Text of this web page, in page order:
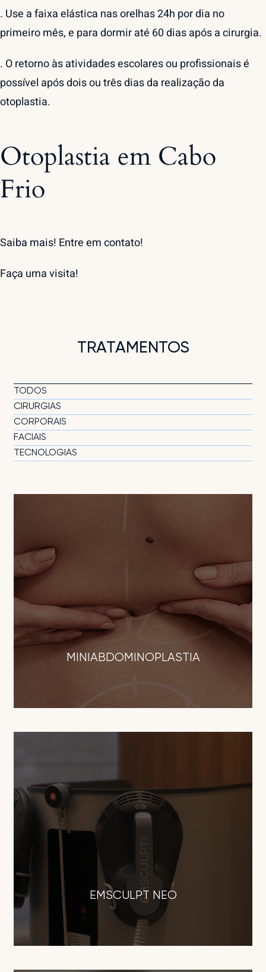
. Use a faixa elástica nas orelhas 24h por dia no
primeiro mês, e para dormir até 60 dias após a cirurgia.
. O retorno às atividades escolares ou profissionais é
possível após dois ou três dias da realização da
otoplastia.
Otoplastia em Cabo
Frio
Saiba mais! Entre em contato!
Faça umavisita!
TRATAMENTOS
TODOS
CIRURGIAS
CORPORAIS
FACIAIS
TECNOLOGIAS
MINIABDOMINOPLASTIA
EMSCULPT NEO